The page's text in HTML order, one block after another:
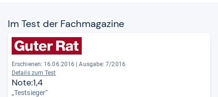
Im Test der Fach­ma­ga­zine
Erschienen: 16.06.2016
Ausgabe: 7/2016
Details zum Test
Note:1,4
„Testsieger“